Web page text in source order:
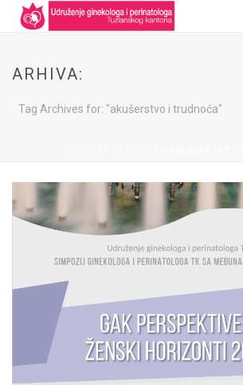
ARHIVA:
Tag Archives for: "akušerstvo i trudnoća"